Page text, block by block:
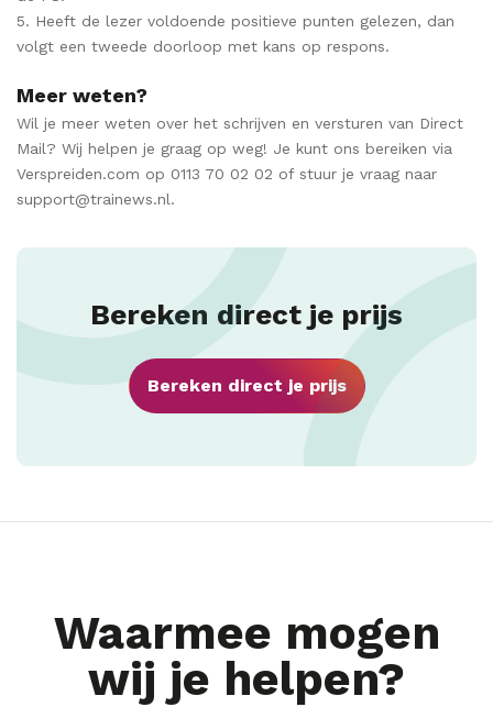
5. Heeft de lezer voldoende positieve punten gelezen, dan
volgt een tweede doorloop met kans op respons.
Meer weten?
Wil je meer weten over het schrijven en versturen van Direct
Mail? Wij helpen je graag op weg! Je kunt ons bereiken via
Verspreiden.com op 0113 70 02 02 of stuur je vraag naar
support@trainews.nl.
Bereken direct je prijs
Bereken direct je prijs
Waarmee mogen
wij je helpen?